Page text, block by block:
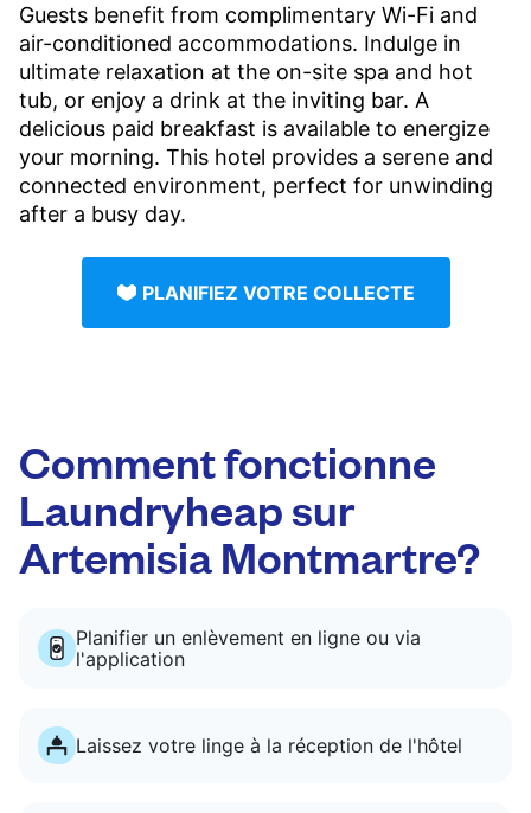
Guests benefit from complimentary Wi-Fi and
air-conditioned accommodations. Indulge in
ultimate relaxation at the on-site spa and hot
tub, or enjoy a drink at the inviting bar. A
delicious paid breakfast is available to energize
your morning. This hotel provides a serene and
connected environment, perfect for unwinding
after a busy day.
PLANIFIEZ VOTRE COLLECTE
Comment fonctionne
Laundryheap sur
Artemisia Montmartre?
Planifier un enlèvement en ligne ou via
l'application
Laissez votre linge à la réception de l'hôtel